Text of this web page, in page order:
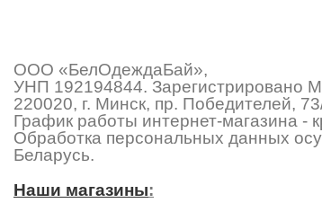
ООО «БелОдеждаБай»,
УНП 192194844. Зарегистрировано
220020, г. Минск, пр. Победителей,
График работы интернет-магазина -
Обработка персональных данных
Беларусь.
Наши магазины: